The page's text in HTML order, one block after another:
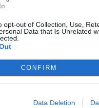
opt-out of Collection, Use,
Data that Is Unrelated
CONFIRM
Data Deletion
του.